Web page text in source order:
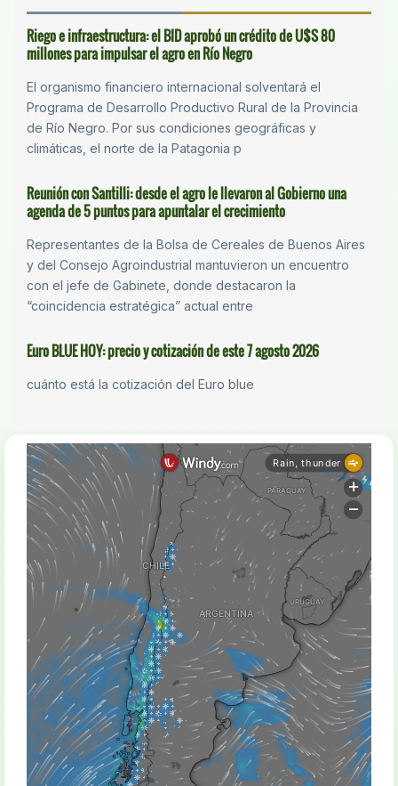
Riego e infraestructura: el BID aprobó un crédito de U$S 80
millones para impulsar el agro en Río Negro
El organismo financiero internacional solventará el
Programa de Desarrollo Productivo Rural de la Provincia
de Río Negro. Por sus condiciones geográficas y
climáticas, el norte de la Patagonia p
Reunión con Santilli: desde el agro le llevaron al Gobierno una
agenda de 5 puntos para apuntalar el crecimiento
Representantes de la Bolsa de Cereales de Buenos Aires
y del Consejo Agroindustrial mantuvieron un encuentro
con el jefe de Gabinete, donde destacaron la
“coincidencia estratégica” actual entre
Euro BLUE HOY: precio y cotización de este 7 agosto 2026
cuánto está la cotización del Euro blue